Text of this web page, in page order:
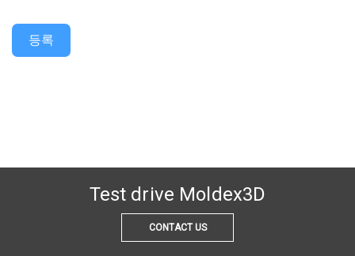
등록
Test drive Moldex3D
CONTACT US